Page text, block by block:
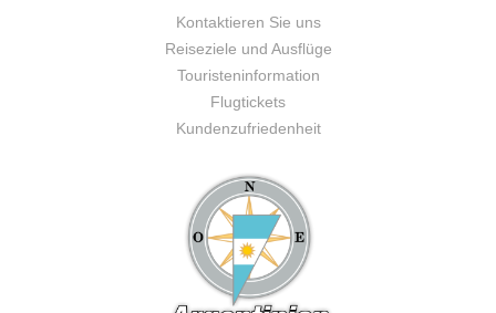
Kontaktieren Sie uns
Reiseziele und Ausflüge
Touristeninformation
Flugtickets
Kundenzufriedenheit